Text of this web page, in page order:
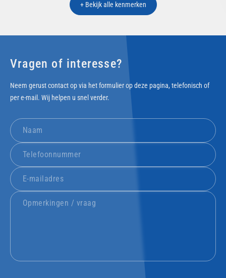
+ Bekijk alle kenmerken
Vragen of interesse?
Neem gerust contact op via het formulier op deze pagina, telefonisch of
per e-mail. Wij helpen u snel verder.